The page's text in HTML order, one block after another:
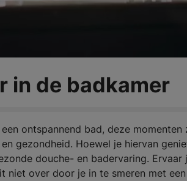
in de badkamer
ontspannend bad, deze momenten
gezondheid. Hoewel je hiervan
douche- en badervaring. Ervaar
niet over door je in te smeren met een